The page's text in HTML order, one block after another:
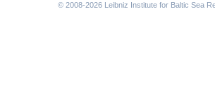
© 2008-2026 Leibniz Institute for Baltic Sea